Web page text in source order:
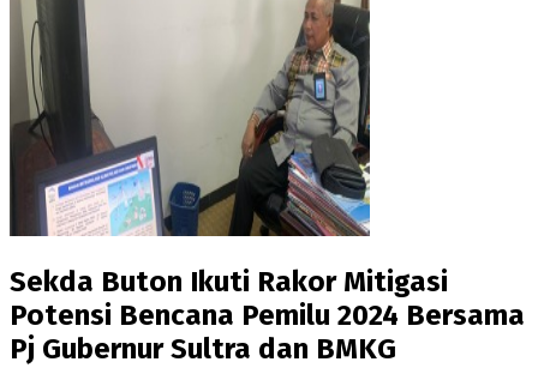
Sekda Buton Ikuti Rakor Mitigasi
Potensi Bencana Pemilu 2024 Bersama
Pj Gubernur Sultra dan BMKG